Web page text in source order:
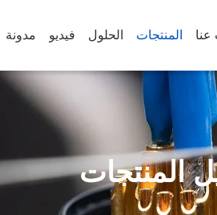
المنتجات الحلول فيديو مدونة
المنتجات